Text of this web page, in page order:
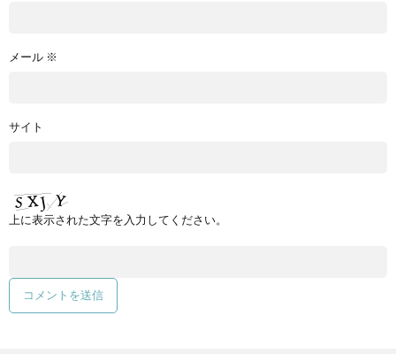
メール ※
サイト
上に表示された文字を入力してください。